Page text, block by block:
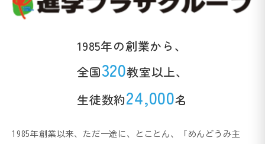
1985年の創業から、
全国320教室以上、
生徒数約24,000名
1985年創業以来、ただ一途に、とことん、「めんどうみ主